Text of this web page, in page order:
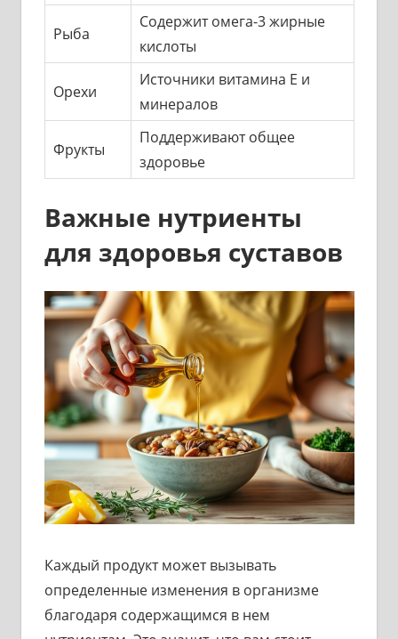
Рыба
Содержит омега-3 жирные
кислоты
Орехи
Источники витамина E и
минералов
Фрукты
Поддерживают общее
здоровье
Важные нутриенты
для здоровья суставов
Каждый продукт может вызывать
определенные изменения в организме
благодаря содержащимся в нем